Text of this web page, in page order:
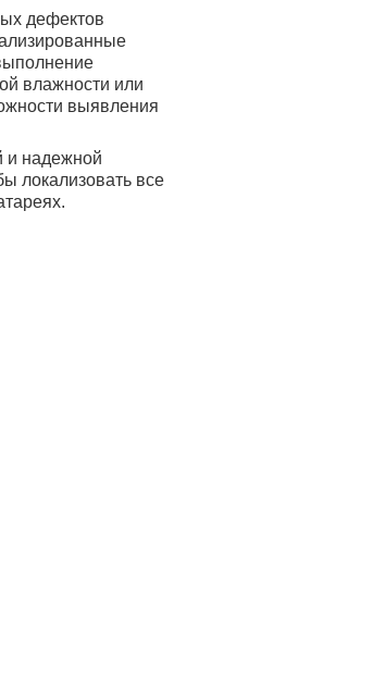
дефектов
влажности или
выявления
и надежной
локализовать все